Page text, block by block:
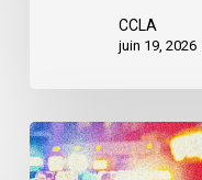
CCLA
juin 19, 2026
Le
LDL